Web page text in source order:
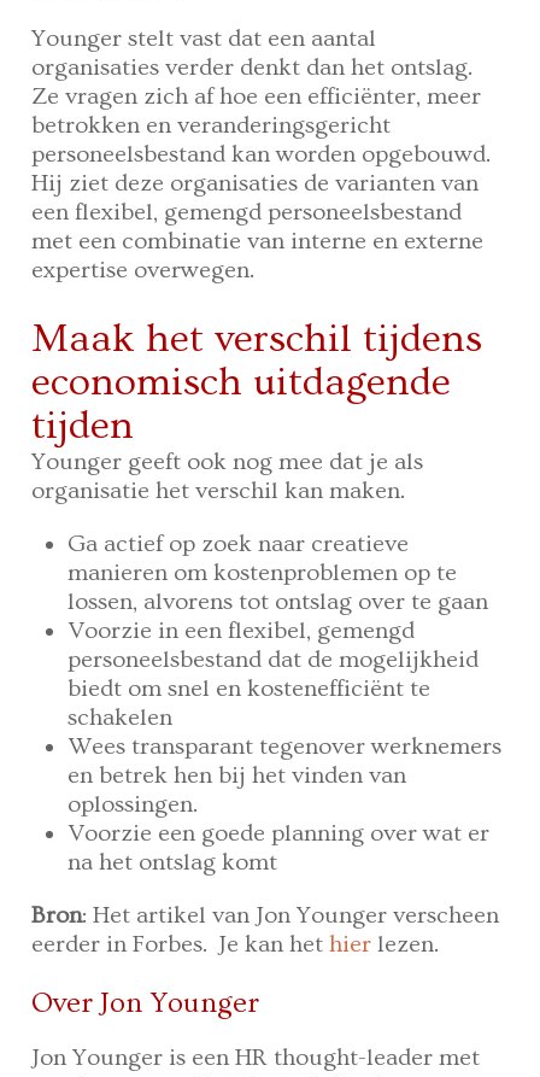
Younger stelt vast dat een aantal
organisaties verder denkt dan het ontslag.
Ze vragen zich af hoe een efficiënter, meer
betrokken en veranderingsgericht
personeelsbestand kan worden opgebouwd.
Hij ziet deze organisaties de varianten van
een flexibel, gemengd personeelsbestand
met een combinatie van interne en externe
expertise overwegen.
Maak het verschil tijdens
economisch uitdagende
tijden
Younger geeft ook nog mee dat je als
organisatie het verschil kan maken.
Ga actief op zoek naar creatieve
manieren om kostenproblemen op te
lossen, alvorens tot ontslag over te gaan
Voorzie in een flexibel, gemengd
personeelsbestand dat de mogelijkheid
biedt om snel en kostenefficiënt te
schakelen
Wees transparant tegenover werknemers
en betrek hen bij het vinden van
oplossingen.
Voorzie een goede planning over wat er
na het ontslag komt
Bron: Het artikel van Jon Younger verscheen
eerder in Forbes. Je kan hethier lezen.
Over Jon Younger
Jon Younger is een HR thought-leader met